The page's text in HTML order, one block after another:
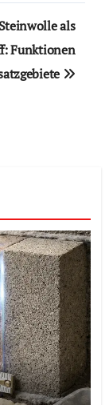
Steinwolle als
Funktionen